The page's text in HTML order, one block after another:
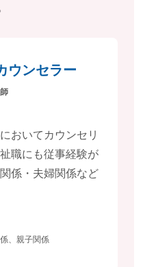
ウンセラー
おいてカウンセリ
職にも従事経験が
係・夫婦関係など
、親子関係